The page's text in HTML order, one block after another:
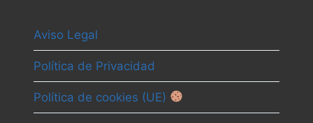
Aviso Legal
Política de Privacidad
Política de cookies (UE)